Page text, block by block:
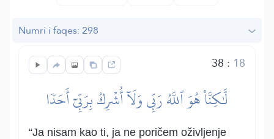
Numri i faqes: 298
38 : 18
لَّٰكِنَّا۠ هُوَ ٱللَّهُ رَبِّي وَلَآ أُشۡرِكُ بِرَبِّيٓ أَحَدٗا
“Ja nisam kao ti, ja ne poričem oživljenje